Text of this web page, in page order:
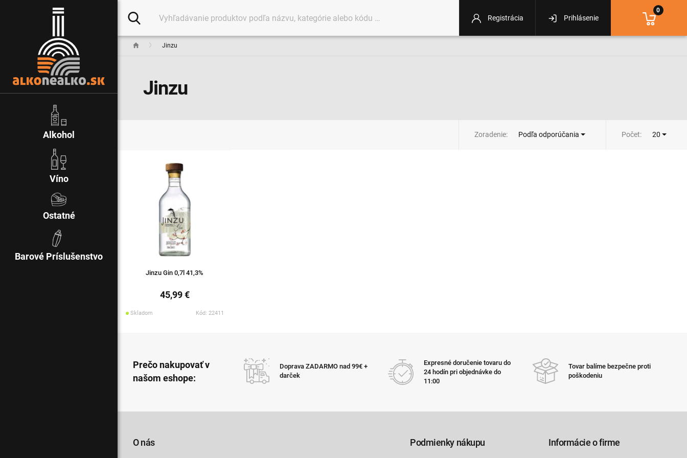
Jinzu
Jinzu
Počet: 20
Zoradenie: Podľa odporúčania
Jinzu Gin 0,7l 41,3%
45,99 €
Skladom Kód: 22411
Prečo nakupovať v
našom eshope:
Doprava ZADARMO nad 99€ +
darček
Expresné doručenie tovaru do
24 hodín pri objednávke do
11:00
Tovar balíme bezpečne proti
poškodeniu
O nás Podmienky nákupu Informácie o firme
Registrácia Prihlásenie
0
Alkohol
Víno
Ostatné
Barové Príslušenstvo